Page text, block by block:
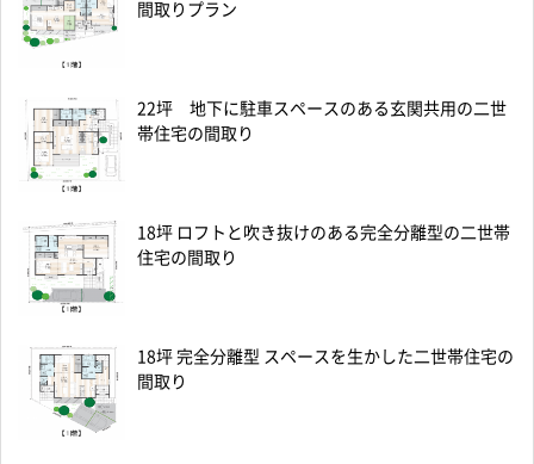
間取りプラン
22坪 地下に駐車スペースのある玄関共用の二世
帯住宅の間取り
18坪 ロフトと吹き抜けのある完全分離型の二世帯
住宅の間取り
18坪 完全分離型 スペースを生かした二世帯住宅の
間取り